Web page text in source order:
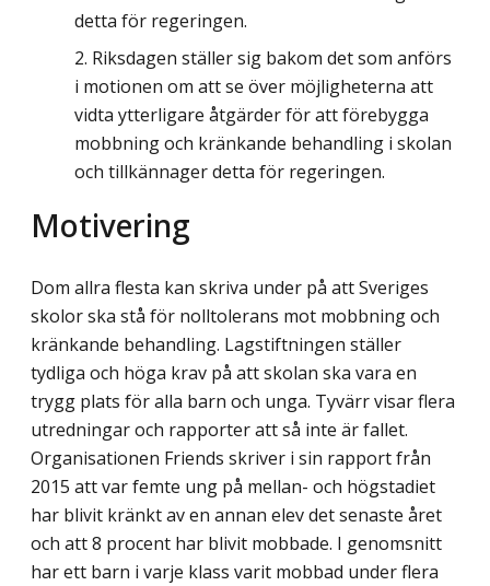
detta för regeringen.
Riksdagen ställer sig bakom det som anförs
i motionen om att se över möjligheterna att
vidta ytterligare åtgärder för att förebygga
mobbning och kränkande behandling i skolan
och tillkännager detta för regeringen.
Motivering
Dom allra flesta kan skriva under på att Sveriges
skolor ska stå för nolltolerans mot mobbning och
kränkande behandling. Lagstiftningen ställer
tydliga och höga krav på att skolan ska vara en
trygg plats för alla barn och unga. Tyvärr visar flera
utredningar och rapporter att så inte är fallet.
Organisationen Friends skriver i sin rapport från
2015 att var femte ung på mellan- och högstadiet
har blivit kränkt av en annan elev det senaste året
och att 8 procent har blivit mobbade. I genomsnitt
har ett barn i varje klass varit mobbad under flera